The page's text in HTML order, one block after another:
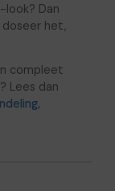
look? Dan
het,
compleet
Lees dan